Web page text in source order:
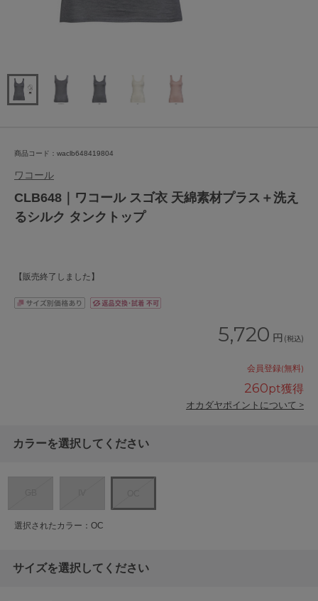
商品コード：waclb648419804
ワコール
CLB648｜ワコール スゴ衣 天綿素材プラス＋洗え
るシルク タンクトップ
【販売終了しました】
5,720 円 (税込)
会員登録(無料)
260pt獲得
オカダヤポイントについて >
カラーを選択してください
選択されたカラー：OC
サイズを選択してください